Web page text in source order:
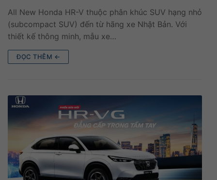
All New Honda HR-V thuộc phân khúc SUV hạng nhỏ
(subcompact SUV) đến từ hãng xe Nhật Bản. Với
thiết kế thông minh, mẫu xe…
ĐỌC THÊM ←